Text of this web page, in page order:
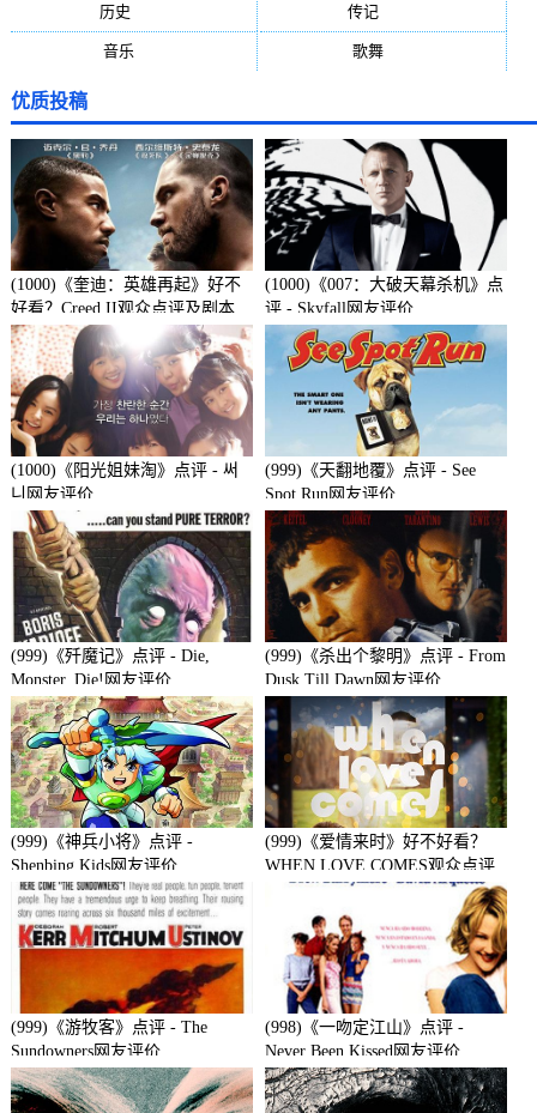
历史 传记
音乐 歌舞(81)
优质投稿
(1000)《奎迪：英雄再起》好不
好看？Creed II观众点评及剧本
(1000)《007：大破天幕杀机》点
评 - Skyfall网友评价
(1000)《阳光姐妹淘》点评 - 써
니网友评价
(999)《天翻地覆》点评 - See
Spot Run网友评价
(999)《歼魔记》点评 - Die,
Monster, Die!网友评价
(999)《杀出个黎明》点评 - From
Dusk Till Dawn网友评价
(999)《神兵小将》点评 -
Shenbing Kids网友评价
(999)《爱情来时》好不好看？
WHEN LOVE COMES观众点评
(999)《游牧客》点评 - The
Sundowners网友评价
(998)《一吻定江山》点评 -
Never Been Kissed网友评价